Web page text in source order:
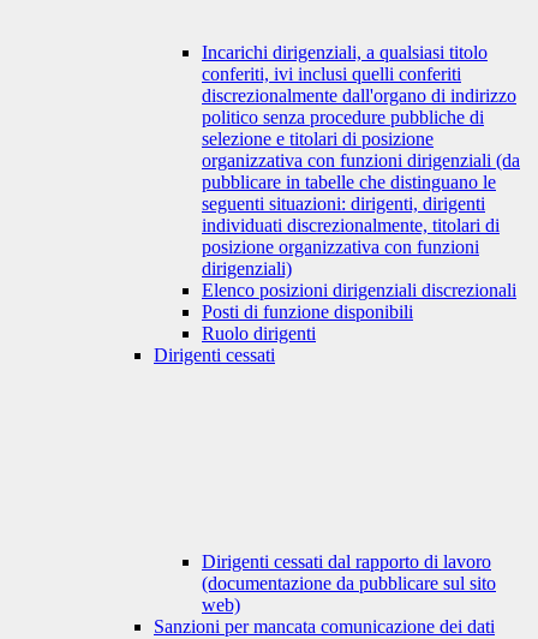
Incarichi dirigenziali, a qualsiasi titolo
conferiti, ivi inclusi quelli conferiti
discrezionalmente dall'organo di indirizzo
politico senza procedure pubbliche di
selezione e titolari di posizione
organizzativa con funzioni dirigenziali (da
pubblicare in tabelle che distinguano le
seguenti situazioni: dirigenti, dirigenti
individuati discrezionalmente, titolari di
posizione organizzativa con funzioni
dirigenziali)
Elenco posizioni dirigenziali discrezionali
Posti di funzione disponibili
Ruolo dirigenti
Dirigenti cessati
Dirigenti cessati dal rapporto di lavoro
(documentazione da pubblicare sul sito
web)
Sanzioni per mancata comunicazione dei dati